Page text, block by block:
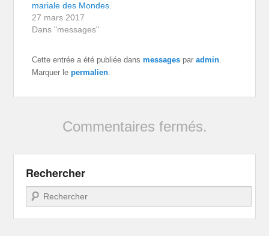
mariale des Mondes.
27 mars 2017
Dans "messages"
Cette entrée a été publiée dansmessages paradmin.
Marquer lepermalien.
Commentaires fermés.
Rechercher
Recherche